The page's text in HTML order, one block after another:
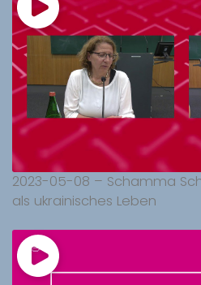
2023-05-08 – Schamma
als ukrainisches Leben